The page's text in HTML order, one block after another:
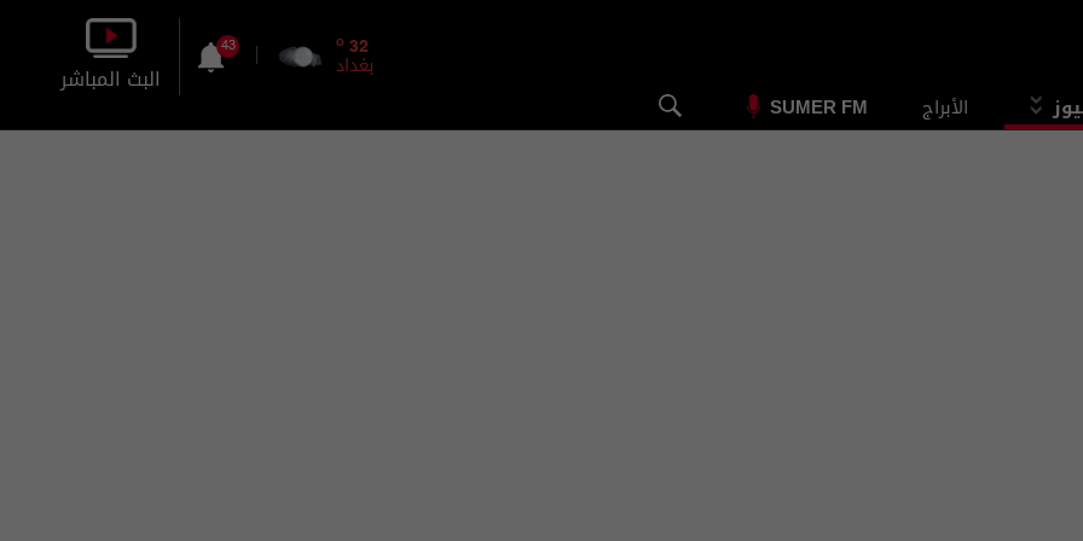
الأبراج SUMER FM
32
o
بغداد
43
البث المباشر